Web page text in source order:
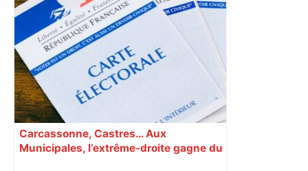
Carcassonne, Castres… Aux
Municipales, l’extrême-droite gagne du